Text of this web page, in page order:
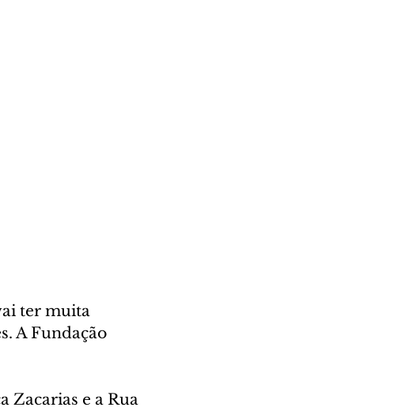
ter muita
A Fundação
Zacarias e a Rua